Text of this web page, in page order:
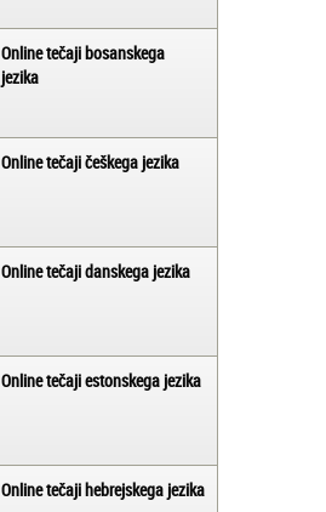
Online tečaji bosanskega
jezika
Online tečaji češkega jezika
Online tečaji danskega jezika
Online tečaji estonskega jezika
Online tečaji hebrejskega jezika